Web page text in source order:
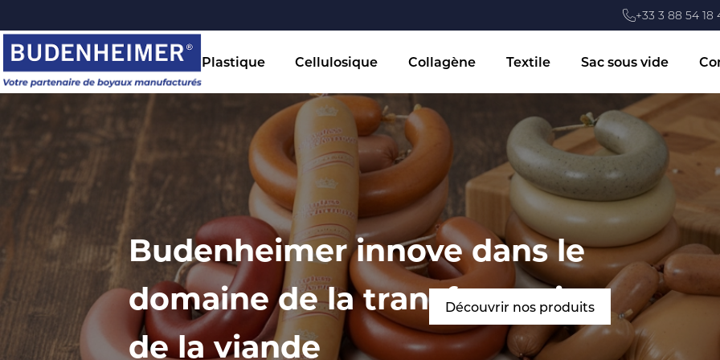
+33 3 88 54 18
Plastique Cellulosique Collagène Textile Sac sous vide
Budenheimer innove dans le
domaine de la transformation
de la viande
Découvrir nos produits